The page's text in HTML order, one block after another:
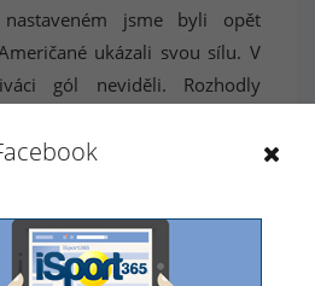
jsme byli opět
ukázali svou sílu. V
gól neviděli. Rozhodly
. Pavel Francouz nepustil za
by se dal dnes však
Nejen fanoušci, ale i